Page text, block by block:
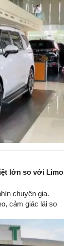
lớn so với Limo
chuyên gia.
cảm giác lái so